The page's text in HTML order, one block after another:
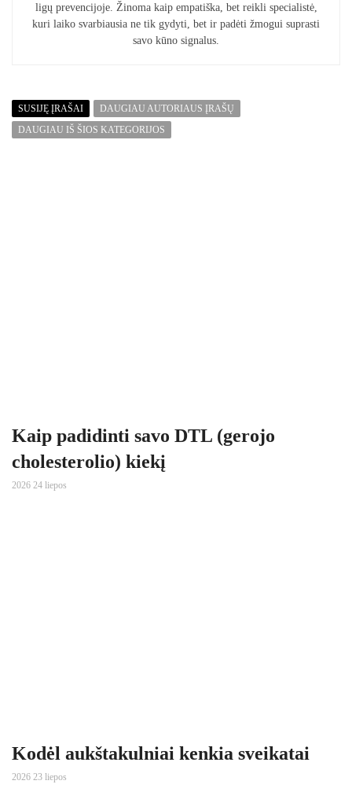
ligų prevencijoje. Žinoma kaip empatiška, bet reikli specialistė,
kuri laiko svarbiausia ne tik gydyti, bet ir padėti žmogui suprasti
savo kūno signalus.
SUSIJĘ ĮRAŠAI
DAUGIAU AUTORIAUS ĮRAŠŲ
DAUGIAU IŠ ŠIOS KATEGORIJOS
Kaip padidinti savo DTL (gerojo
cholesterolio) kiekį
2026 24 liepos
Kodėl aukštakulniai kenkia sveikatai
2026 23 liepos